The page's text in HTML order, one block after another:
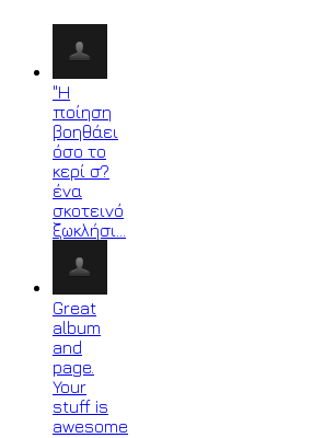
"Η
ποίηση
βοηθάει
όσο το
κερί σ?
ένα
σκοτεινό
ξωκλήσι…
Great
album
and
page.
Your
stuff is
awesome